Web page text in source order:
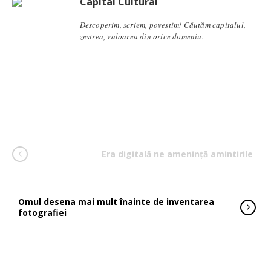
Descoperim, scriem, povestim! Căutăm capitalul,
zestrea, valoarea din orice domeniu.
Era digitală ne amenință amintirile
Omul desena mai mult înainte de inventarea
fotografiei